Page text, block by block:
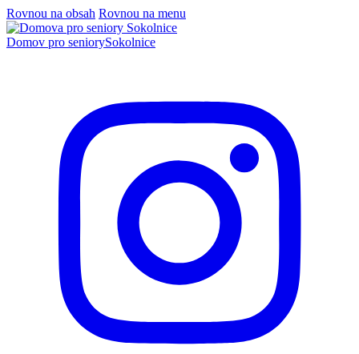
Rovnou na obsah Rovnou na menu
Domov pro seniorySokolnice